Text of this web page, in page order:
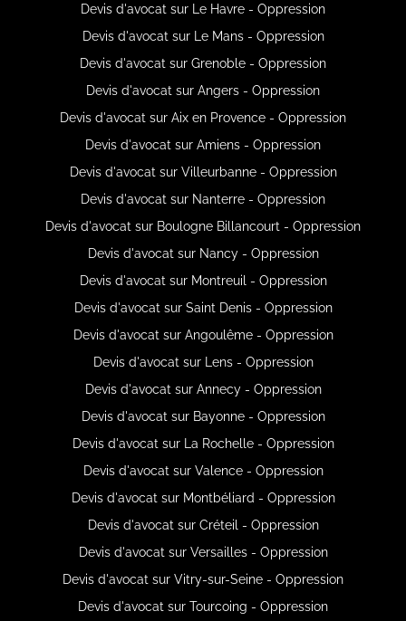
Devis d'avocat sur Le Havre - Oppression
Devis d'avocat sur Le Mans - Oppression
Devis d'avocat sur Grenoble - Oppression
Devis d'avocat sur Angers - Oppression
Devis d'avocat sur Aix en Provence - Oppression
Devis d'avocat sur Amiens - Oppression
Devis d'avocat sur Villeurbanne - Oppression
Devis d'avocat sur Nanterre - Oppression
Devis d'avocat sur Boulogne Billancourt - Oppression
Devis d'avocat sur Nancy - Oppression
Devis d'avocat sur Montreuil - Oppression
Devis d'avocat sur Saint Denis - Oppression
Devis d'avocat sur Angoulême - Oppression
Devis d'avocat sur Lens - Oppression
Devis d'avocat sur Annecy - Oppression
Devis d'avocat sur Bayonne - Oppression
Devis d'avocat sur La Rochelle - Oppression
Devis d'avocat sur Valence - Oppression
Devis d'avocat sur Montbéliard - Oppression
Devis d'avocat sur Créteil - Oppression
Devis d'avocat sur Versailles - Oppression
Devis d'avocat sur Vitry-sur-Seine - Oppression
Devis d'avocat sur Tourcoing - Oppression